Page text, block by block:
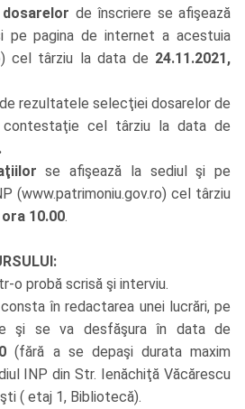
de înscriere se afişează
pe pagina de internet a acestuia
) cel târziu la data de 24.11.2021,
rezultatele selecţiei dosarelor de
contestaţie cel târziu la data de
se afişează la sediul şi pe
(www.patrimoniu.gov.ro) cel târziu
10.00.
o probă scrisă şi interviu.
în redactarea unei lucrări, pe
şi se va desfăşura în data de
(fără a se depaşi durata maxim
INP din Str. Ienăchiţă Văcărescu
( etaj 1, Bibliotecă).